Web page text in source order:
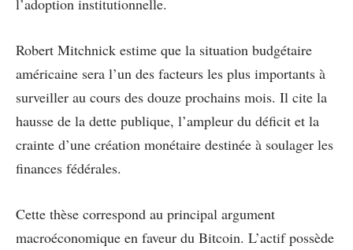
l’adoption institutionnelle.
Robert Mitchnick estime que la situation budgétaire
américaine sera l’un des facteurs les plus importants à
surveiller au cours des douze prochains mois. Il cite la
hausse de la dette publique, l’ampleur du déficit et la
crainte d’une création monétaire destinée à soulager les
finances fédérales.
Cette thèse correspond au principal argument
macroéconomique en faveur du Bitcoin. L’actif possède